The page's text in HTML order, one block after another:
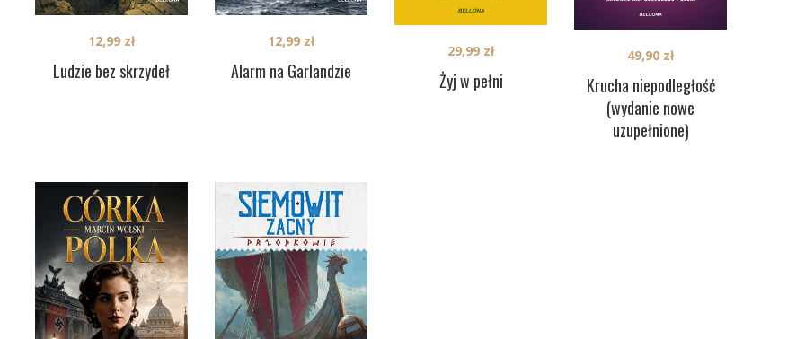
Ludzie bez skrzydeł
12,99 zł
Alarm na Garlandzie
12,99 zł
Żyj w pełni
29,99 zł
Krucha niepodległość
(wydanie nowe
uzupełnione)
49,90 zł